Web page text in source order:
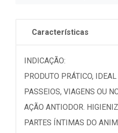
Características
INDICAÇÃO:
PRODUTO PRÁTICO,
PASSEIOS, VIAGENS OU
AÇÃO ANTIODOR.
PARTES ÍNTIMAS DO